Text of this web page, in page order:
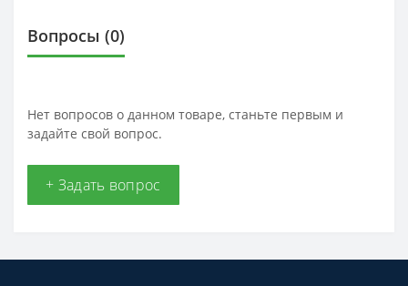
Вопросы (0)
Нет вопросов о данном товаре, станьте первым и
задайте свой вопрос.
+ Задать вопрос